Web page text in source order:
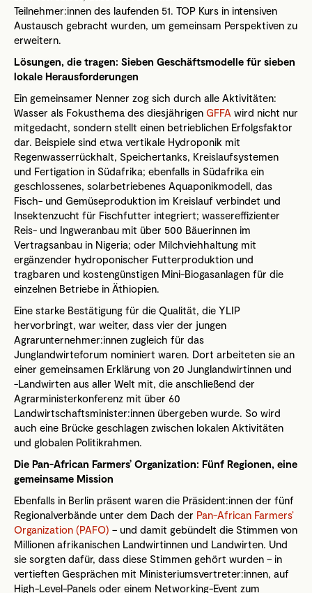
Teilnehmer:innen des laufenden 51. TOP Kurs in intensiven
Austausch gebracht wurden, um gemeinsam Perspektiven zu
erweitern.
Lösungen, die tragen: Sieben Geschäftsmodelle für sieben
lokale Herausforderungen
Ein gemeinsamer Nenner zog sich durch alle Aktivitäten:
Wasser als Fokusthema des diesjährigen GFFA wird nicht nur
mitgedacht, sondern stellt einen betrieblichen Erfolgsfaktor
dar. Beispiele sind etwa vertikale Hydroponik mit
Regenwasserrückhalt, Speichertanks, Kreislaufsystemen
und Fertigation in Südafrika; ebenfalls in Südafrika ein
geschlossenes, solarbetriebenes Aquaponikmodell, das
Fisch- und Gemüseproduktion im Kreislauf verbindet und
Insektenzucht für Fischfutter integriert; wassereffizienter
Reis- und Ingweranbau mit über 500 Bäuerinnen im
Vertragsanbau in Nigeria; oder Milchviehhaltung mit
ergänzender hydroponischer Futterproduktion und
tragbaren und kostengünstigen Mini-Biogasanlagen für die
einzelnen Betriebe in Äthiopien.
Eine starke Bestätigung für die Qualität, die YLIP
hervorbringt, war weiter, dass vier der jungen
Agrarunternehmer:innen zugleich für das
Junglandwirteforum nominiert waren. Dort arbeiteten sie an
einer gemeinsamen Erklärung von 20 Junglandwirtinnen und
-Landwirten aus aller Welt mit, die anschließend der
Agrarministerkonferenz mit über 60
Landwirtschaftsminister:innen übergeben wurde. So wird
auch eine Brücke geschlagen zwischen lokalen Aktivitäten
und globalen Politikrahmen.
Die Pan-African Farmers’ Organization: Fünf Regionen, eine
gemeinsame Mission
Ebenfalls in Berlin präsent waren die Präsident:innen der fünf
Regionalverbände unter dem Dach der Pan-African Farmers’
Organization (PAFO) – und damit gebündelt die Stimmen von
Millionen afrikanischen Landwirtinnen und Landwirten. Und
sie sorgten dafür, dass diese Stimmen gehört wurden – in
vertieften Gesprächen mit Ministeriumsvertreter:innen, auf
High-Level-Panels oder einem Networking-Event zum